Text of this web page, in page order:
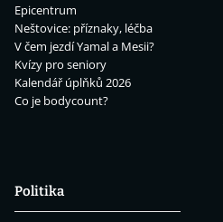
Epicentrum
Neštovice: příznaky, léčba
V čem jezdí Yamal a Mesii?
Kvízy pro seniory
Kalendář úplňků 2026
Co je bodycount?
Politika